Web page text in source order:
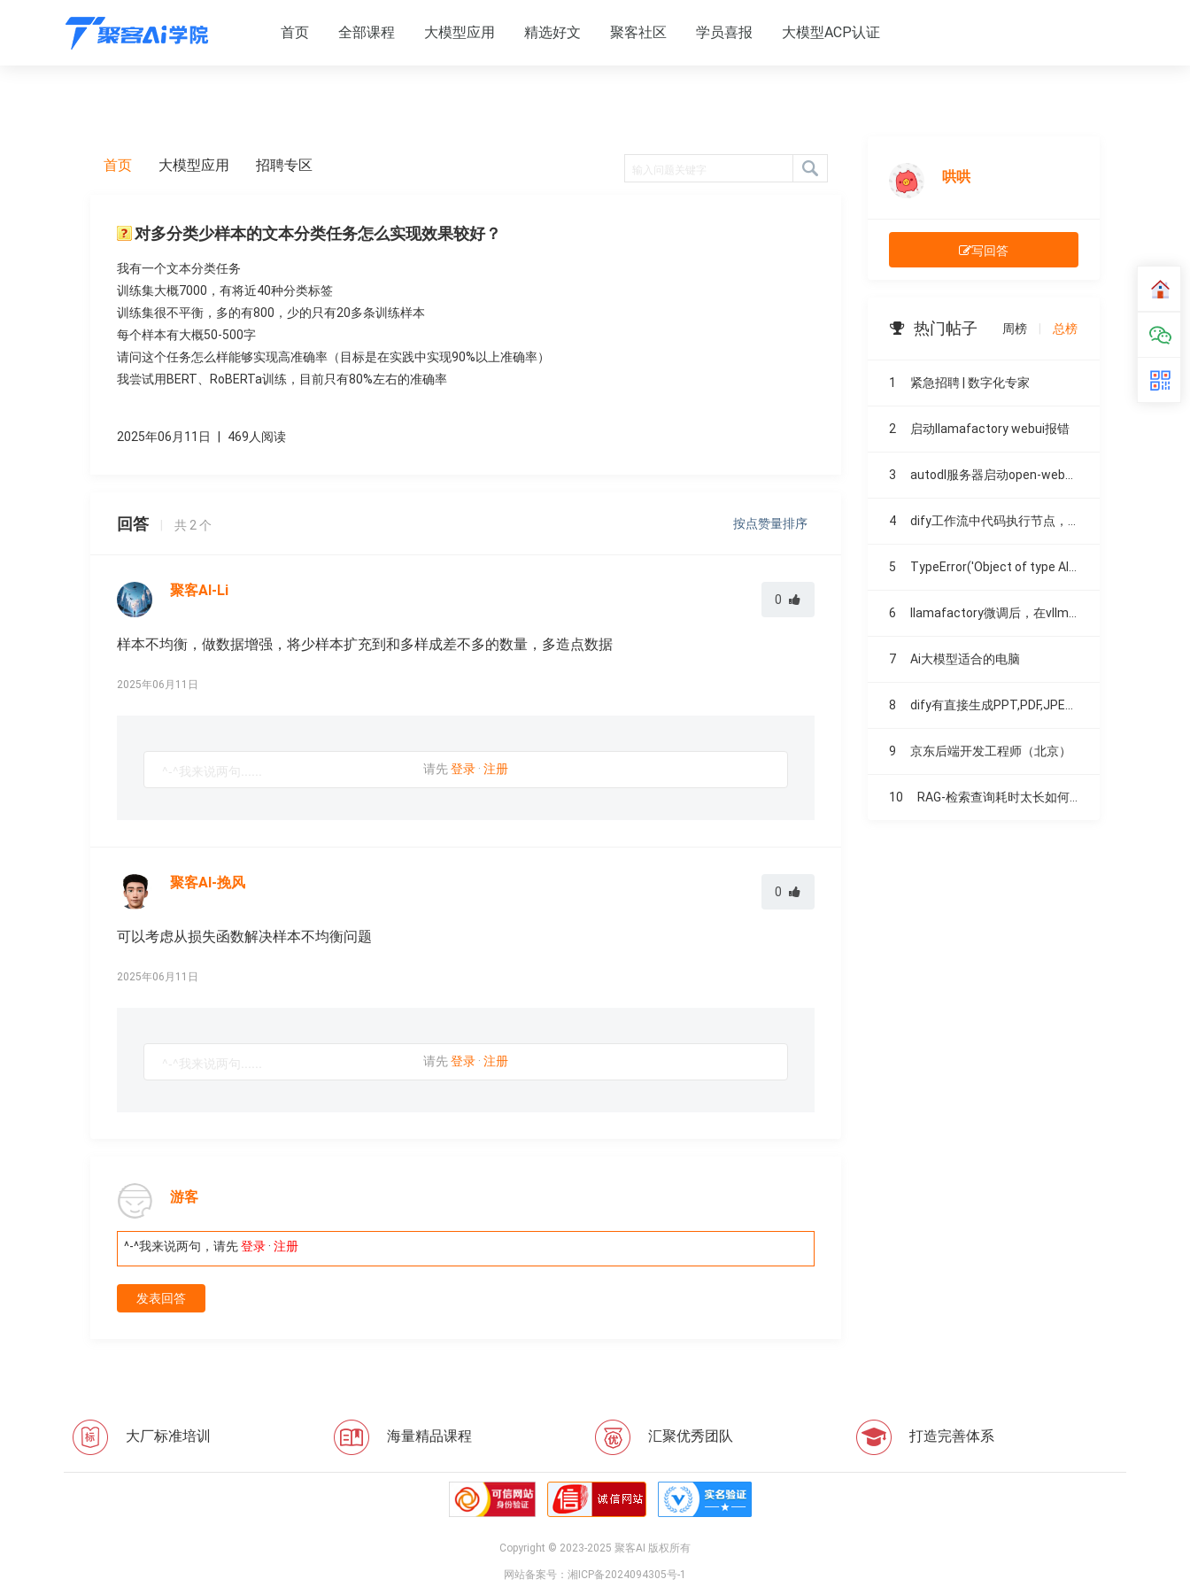
首页 全部课程 大模型应用 精选好文 聚客社区 学员喜报 大模型ACP认证
首页 大模型应用 招聘专区
对多分类少样本的文本分类任务怎么实现效果较好？
我有一个文本分类任务
训练集大概7000，有将近40种分类标签
训练集很不平衡，多的有800，少的只有20多条训练样本
每个样本有大概50-500字
请问这个任务怎么样能够实现高准确率（目标是在实践中实现90%以上准确率）
我尝试用BERT、RoBERTa训练，目前只有80%左右的准确率
2025年06月11日 469人阅读
回答 | 共 2 个 按点赞量排序
聚客AI-Li
0
样本不均衡，做数据增强，将少样本扩充到和多样成差不多的数量，多造点数据
2025年06月11日
请先登录 · 注册
聚客AI-挽风
0
可以考虑从损失函数解决样本不均衡问题
2025年06月11日
请先登录 · 注册
游客
^-^我来说两句，请先登录 · 注册
发表回答
哄哄
写回答
热门帖子 周榜 总榜
1 紧急招聘 | 数字化专家
2 启动llamafactory webui报错
3
4
5
6
7 Ai大模型适合的电脑
8
9 京东后端开发工程师（北京）
10 RAG-检索查询耗时太长如何优化
大厂标准培训 海量精品课程 汇聚优秀团队 打造完善体系
Copyright © 2023-2025 聚客AI 版权所有
网站备案号： 湘ICP备2024094305号-1